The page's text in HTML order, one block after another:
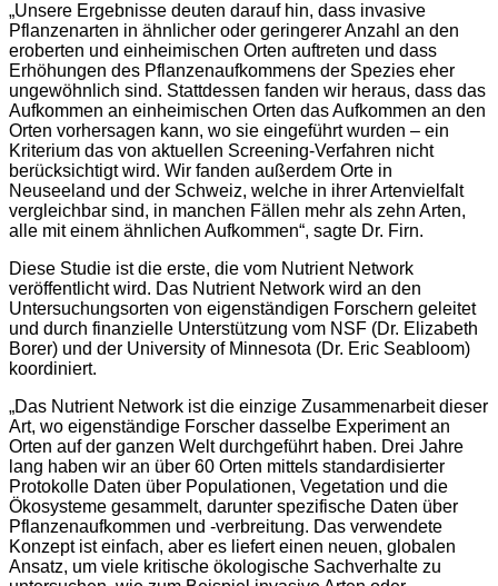
„Unsere Ergebnisse deuten darauf hin, dass invasive
Pflanzenarten in ähnlicher oder geringerer Anzahl an den
eroberten und einheimischen Orten auftreten und dass
Erhöhungen des Pflanzenaufkommens der Spezies eher
ungewöhnlich sind. Stattdessen fanden wir heraus, dass das
Aufkommen an einheimischen Orten das Aufkommen an den
Orten vorhersagen kann, wo sie eingeführt wurden – ein
Kriterium das von aktuellen Screening-Verfahren nicht
berücksichtigt wird. Wir fanden außerdem Orte in
Neuseeland und der Schweiz, welche in ihrer Artenvielfalt
vergleichbar sind, in manchen Fällen mehr als zehn Arten,
alle mit einem ähnlichen Aufkommen“, sagte Dr. Firn.
Diese Studie ist die erste, die vom Nutrient Network
veröffentlicht wird. Das Nutrient Network wird an den
Untersuchungsorten von eigenständigen Forschern geleitet
und durch finanzielle Unterstützung vom NSF (Dr. Elizabeth
Borer) und der University of Minnesota (Dr. Eric Seabloom)
koordiniert.
„Das Nutrient Network ist die einzige Zusammenarbeit dieser
Art, wo eigenständige Forscher dasselbe Experiment an
Orten auf der ganzen Welt durchgeführt haben. Drei Jahre
lang haben wir an über 60 Orten mittels standardisierter
Protokolle Daten über Populationen, Vegetation und die
Ökosysteme gesammelt, darunter spezifische Daten über
Pflanzenaufkommen und -verbreitung. Das verwendete
Konzept ist einfach, aber es liefert einen neuen, globalen
Ansatz, um viele kritische ökologische Sachverhalte zu